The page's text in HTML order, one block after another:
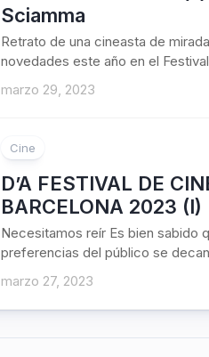
Sciamma
Retrato de una cineasta de
novedades este año en el
marzo 29, 2023
Cine
D’A FESTIVAL DE
BARCELONA 2023 (I)
Necesitamos reír Es bien sabido
preferencias del público se
marzo 27, 2023